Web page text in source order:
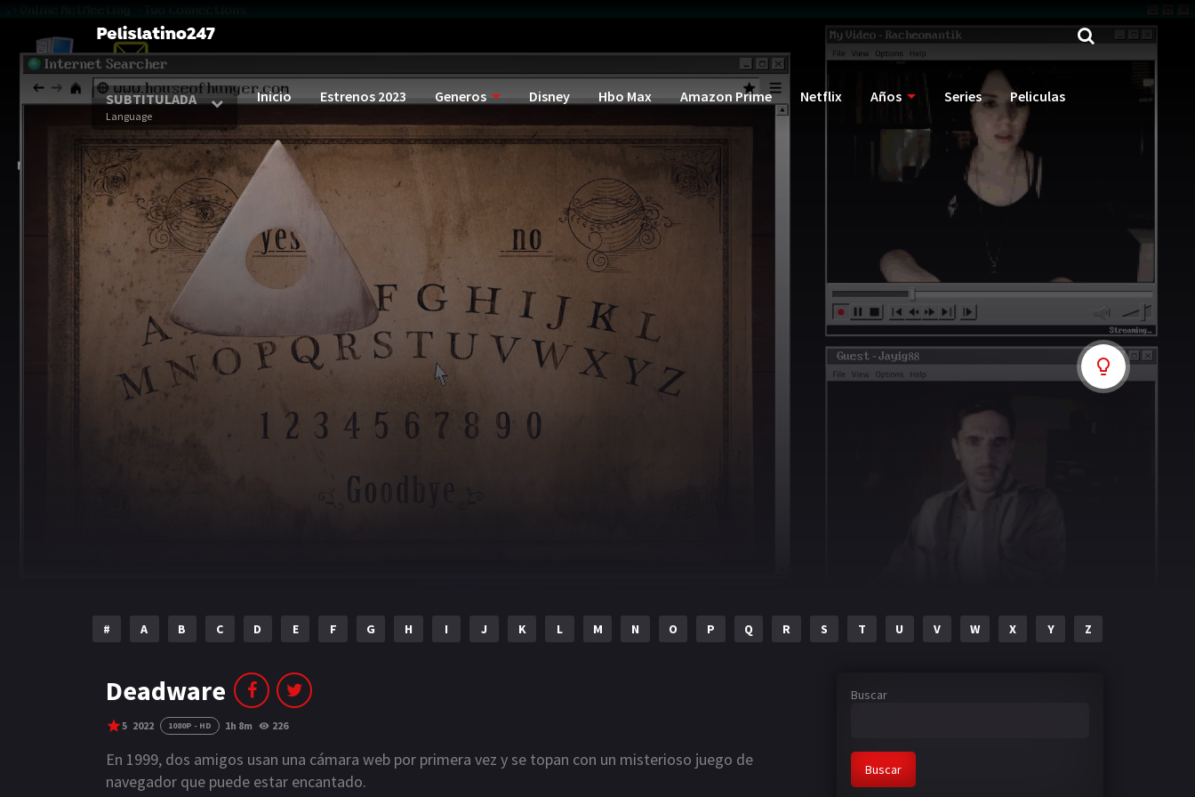
Inicio Estrenos 2023 Generos Disney Hbo Max Amazon Prime Netflix Años Series Peliculas
SUBTITULADA
Language
# A B C D E F G H I J K L M N O P Q R S T U V W X Y Z
Deadware
5 2022 1080P - HD 1h 8m 226
En 1999, dos amigos usan una cámara web por primera vez y se topan con un misterioso juego de
navegador que puede estar encantado.
Buscar
Buscar